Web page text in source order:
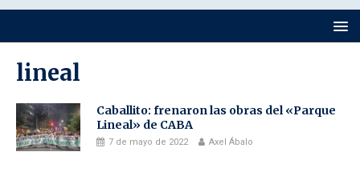
lineal
Caballito: frenaron las obras del «Parque
Lineal» de CABA
7 de mayo de 2022 Axel Ábalo